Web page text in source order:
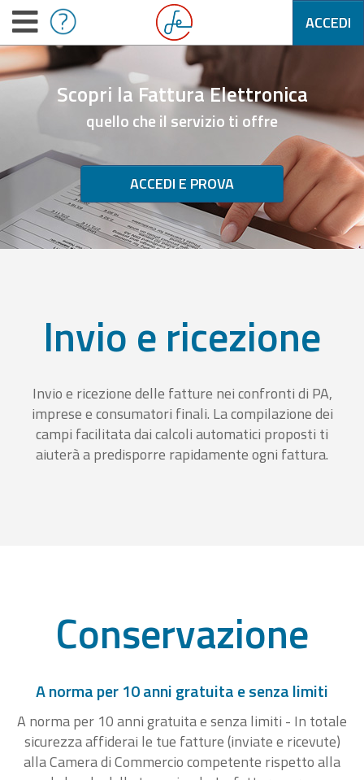
ACCEDI
Scopri la Fattura Elettronica
quello che il servizio ti offre
ACCEDI E PROVA
Invio e ricezione
Invio e ricezione delle fatture nei confronti di PA,
imprese e consumatori finali. La compilazione dei
campi facilitata dai calcoli automatici proposti ti
aiuterà a predisporre rapidamente ogni fattura.
Conservazione
A norma per 10 anni gratuita e senza limiti
A norma per 10 anni gratuita e senza limiti - In totale
sicurezza affiderai le tue fatture (inviate e ricevute)
alla Camera di Commercio competente rispetto alla